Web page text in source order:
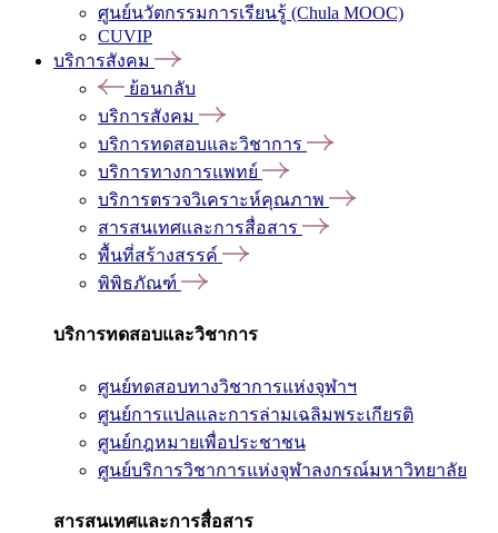
ศูนย์นวัตกรรมการเรียนรู้ (Chula MOOC)
CUVIP
บริการสังคม
ย้อนกลับ
บริการสังคม
บริการทดสอบและวิชาการ
บริการทางการแพทย์
บริการตรวจวิเคราะห์คุณภาพ
สารสนเทศและการสื่อสาร
พื้นที่สร้างสรรค์
พิพิธภัณฑ์
บริการทดสอบและวิชาการ
ศูนย์ทดสอบทางวิชาการแห่งจุฬาฯ
ศูนย์การแปลและการล่ามเฉลิมพระเกียรติ
ศูนย์กฎหมายเพื่อประชาชน
ศูนย์บริการวิชาการแห่งจุฬาลงกรณ์มหาวิทยาลัย
สารสนเทศและการสื่อสาร